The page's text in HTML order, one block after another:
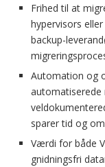
Frihed til at
hypervisors
backup-
Automation og
automatiserede
sparer tid og
Værdi for både
gnidningsfri